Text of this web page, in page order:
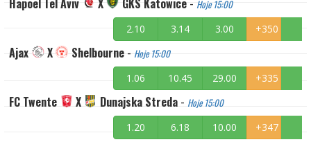
Hapoel Tel Aviv X GKS Katowice - Hoje 15:00
2.10 3.14 3.00 +350
Ajax X Shelbourne - Hoje 15:00
1.06 10.45 29.00 +335
FC Twente X Dunajska Streda - Hoje 15:00
1.20 6.18 10.00 +347